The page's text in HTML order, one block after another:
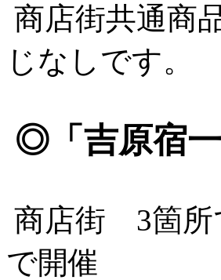
商店街共通商
じなしです。
◎「吉原宿
商店街 3箇
で開催